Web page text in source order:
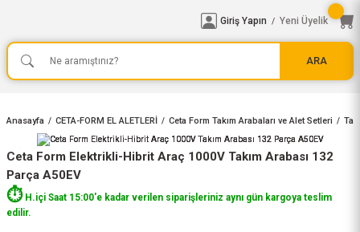
ARA
Giriş Yapın / Yeni Üyelik
Anasayfa CETA-FORM EL ALETLERİ Ceta Form Takım Arabaları ve Alet Setleri
Ceta Form Elektrikli-Hibrit Araç 1000V Takım Arabası 132
Parça A50EV
⏱️H.içi Saat 15:00'e kadar verilen siparişleriniz aynı gün kargoya teslim
edilir.